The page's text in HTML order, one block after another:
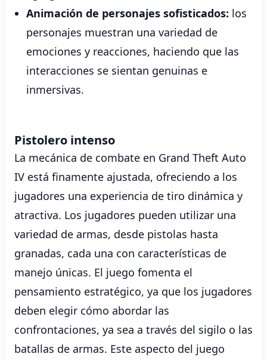
Animación de personajes sofisticados: los
personajes muestran una variedad de
emociones y reacciones, haciendo que las
interacciones se sientan genuinas e
inmersivas.
Pistolero intenso
La mecánica de combate en Grand Theft Auto
IV está finamente ajustada, ofreciendo a los
jugadores una experiencia de tiro dinámica y
atractiva. Los jugadores pueden utilizar una
variedad de armas, desde pistolas hasta
granadas, cada una con características de
manejo únicas. El juego fomenta el
pensamiento estratégico, ya que los jugadores
deben elegir cómo abordar las
confrontaciones, ya sea a través del sigilo o las
batallas de armas. Este aspecto del juego